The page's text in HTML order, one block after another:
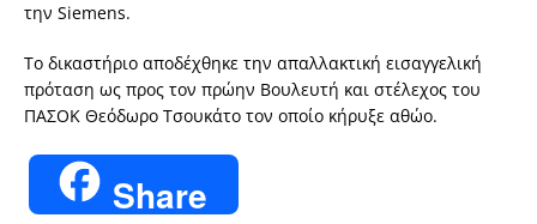
την Siemens.
Το δικαστήριο αποδέχθηκε την απαλλακτική εισαγγελική
πρόταση ως προς τον πρώην Βουλευτή και στέλεχος του
ΠΑΣΟΚ Θεόδωρο Τσουκάτο τον οποίο κήρυξε αθώο.
Share